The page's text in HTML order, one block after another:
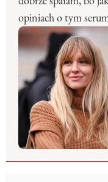
opiniach o tym